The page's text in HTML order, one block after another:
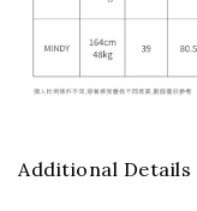
Additional Details